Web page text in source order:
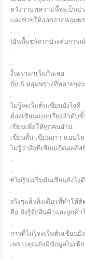
หวังว่าบทความนี้จะเป็นป
และช่วยให้ออกจากหลุมพ
.
(อันนี้แชร์จากประสบการ
.
.
งั้นเรามาเริ่มกันเลย
กับ 5 หลุมพรางที่หลายๆค
.
ไม่รู้จะเริ่มต้นเขียนยังไงดี
ต้องเขียนแบบเรียงลำดับ
เขียนเพื่อให้ทุกคนอ่าน
เขียนสั้น เขียนยาว แบบไ
ไม่รู้ว่าสิ่งที่เขียนเกิดผลลัพ
.
.
#ไม่รู้จะเริ่มต้นเขียนยังไงดี
.
จริงๆแล้วสิ่งเดียวที่ทำให้
คือ ยังรู้จักสินค้าและลูกค้า
.
การที่ไม่รู้จะเริ่มต้นเขียนยั
เพราะคุณยังมีข้อมูลไม่เพี
.